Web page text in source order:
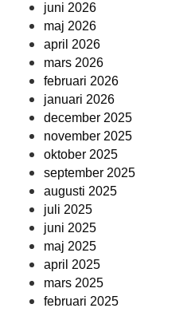
juni 2026
maj 2026
april 2026
mars 2026
februari 2026
januari 2026
december 2025
november 2025
oktober 2025
september 2025
augusti 2025
juli 2025
juni 2025
maj 2025
april 2025
mars 2025
februari 2025